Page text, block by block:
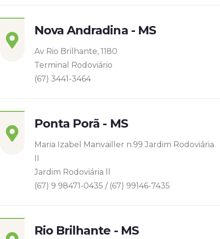
Nova Andradina - MS
Av Rio Brilhante, 1180
Terminal Rodoviário
(67) 3441-3464
Ponta Porã - MS
Maria Izabel Manvailler n.99 Jardim Rodoviária
II
Jardim Rodoviária ll
(67) 9 98471-0435 / (67) 99146-7435
Rio Brilhante - MS